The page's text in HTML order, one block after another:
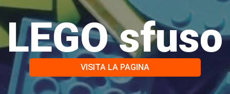
LEGO sfuso
VISITA LA PAGINA